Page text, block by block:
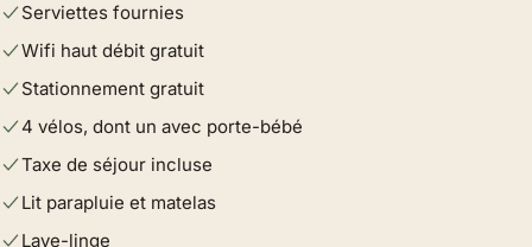
Serviettes fournies
Wifi haut débit gratuit
Stationnement gratuit
4 vélos, dont un avec porte-bébé
Taxe de séjour incluse
Lit parapluie et matelas
Lave-linge